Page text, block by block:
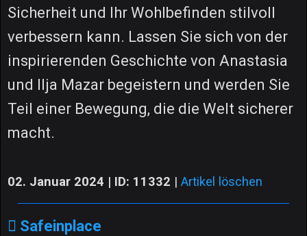
Sicherheit und Ihr Wohlbefinden stilvoll
verbessern kann. Lassen Sie sich von der
inspirierenden Geschichte von Anastasia
und Ilja Mazar begeistern und werden Sie
Teil einer Bewegung, die die Welt sicherer
macht.
02. Januar 2024 | ID: 11332 | Artikel löschen
Safeinplace